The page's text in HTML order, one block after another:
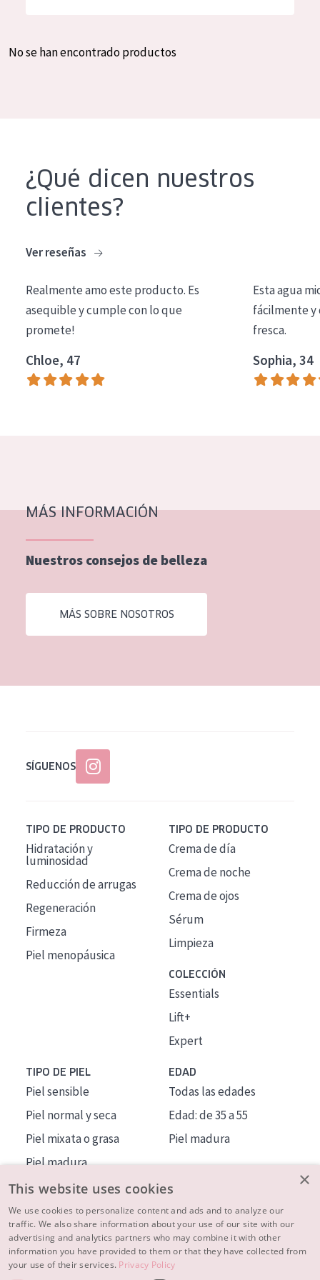
Crema de día
Crema de noche
Limpieza
COLECCIÓN
Essentials
Lift+
Piel normal y seca
Piel mixata o grasa
Piel madura
Piel expuesta al sol
Piel menopáusica
Todas las edades
Spanish
No se han encontrado productos
¿Qué dicen nuestros
clientes?
Ver reseñas
Realmente amo este producto. Es
asequible y cumple con lo que
promete!
Chloe, 47
Esta agua
fácilmente y
fresca.
Sophia, 34
MÁS INFORMACIÓN
Nuestros consejos de belleza
MÁS SOBRE NOSOTROS
SÍGUENOS
TIPO DE PRODUCTO
Hidratación y
luminosidad
Reducción de arrugas
Regeneración
Firmeza
Piel menopáusica
TIPO DE PRODUCTO
Crema de día
Crema de noche
Crema de ojos
Sérum
Limpieza
COLECCIÓN
Essentials
Lift+
Expert
TIPO DE PIEL
Piel sensible
Piel normal y seca
Piel mixata o grasa
Piel madura
Piel expuesta al sol
Piel menopáusica
EDAD
Todas las edades
Edad: de 35 a 55
Piel madura
MÁS SOBRE NOSOTROS
INSPIRACIÓN
×
This website uses cookies
We use cookies to personalize content and ads and to analyze our
traffic. We also share information about your use of our site with our
advertising and analytics partners who may combine it with other
information you have provided to them or that they have collected from
your use of their services. Privacy Policy